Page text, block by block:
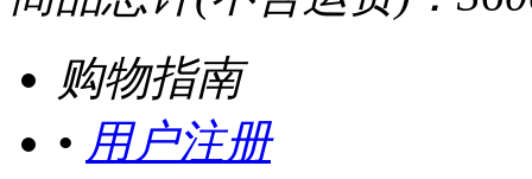
购物指南
• 用户注册